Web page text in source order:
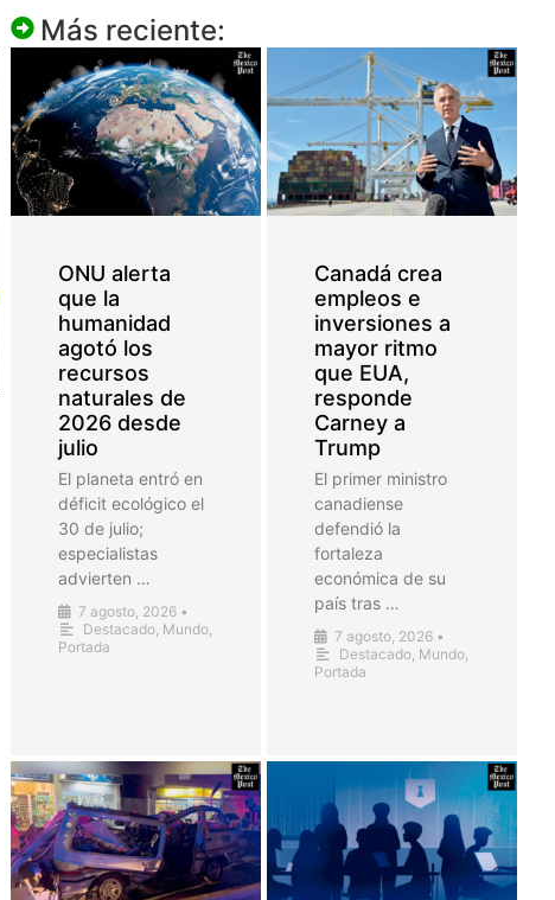
Más reciente:
ONU alerta
que la
humanidad
agotó los
recursos
naturales de
2026 desde
julio
El planeta entró en
déficit ecológico el
30 de julio;
especialistas
advierten …
7 agosto, 2026 •
Destacado Mundo
Portada
Canadá crea
empleos e
inversiones a
mayor ritmo
que EUA,
responde
Carney a
Trump
El primer ministro
canadiense
defendió la
fortaleza
económica de su
país tras …
7 agosto, 2026 •
Destacado Mundo
Portada